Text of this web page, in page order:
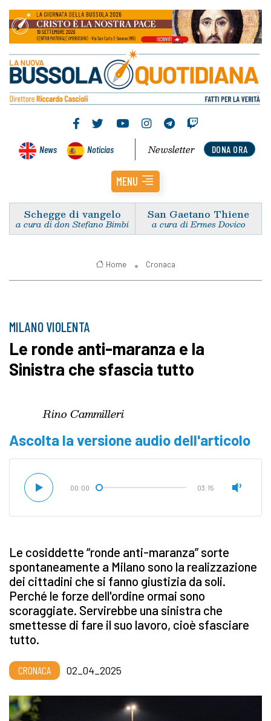
News Noticias DONA ORA
Newsletter
MENU
Schegge di vangelo
a cura di don Stefano Bimbi
San Gaetano Thiene
a cura di Ermes Dovico
Home Cronaca
MILANO VIOLENTA
Le ronde anti-maranza e la
Sinistra che sfascia tutto
Rino Cammilleri
Ascolta la versione audio dell'articolo
00:00 03:15
Le cosiddette “ronde anti-maranza” sorte
spontaneamente a Milano sono la realizzazione
dei cittadini che si fanno giustizia da soli.
Perché le forze dell'ordine ormai sono
scoraggiate. Servirebbe una sinistra che
smettesse di fare il suo lavoro, cioè sfasciare
tutto.
CRONACA 02_04_2025